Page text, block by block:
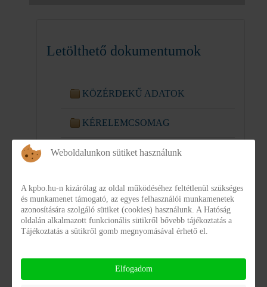
Letölthető dokumentumok
KÖZÉRDEKŰ ADATOK
KÉRELEMCSOMAG
Galéria
Kategóriák: 4/Fájlok: 37
Karrier
Weboldalunkon sütiket használunk
A kpbo.hu-n kizárólag az oldal működéséhez feltétlenül szükséges
és munkamenet támogató, az egyes felhasználói munkamenetek
azonosítására szolgáló sütiket (cookies) használunk. A Hatóság
oldalán alkalmazott funkcionális sütikről bővebb tájékoztatás a
Tájékoztatás a sütikről gomb megnyomásával érhető el.
Elfogadom